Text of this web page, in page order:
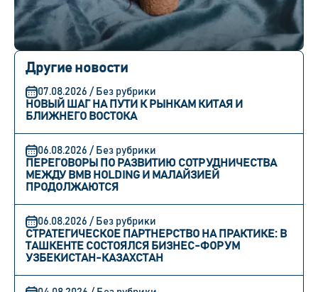
Другие новости
07.08.2026 / Без рубрики
НОВЫЙ ШАГ НА ПУТИ К РЫНКАМ КИТАЯ И
БЛИЖНЕГО ВОСТОКА
06.08.2026 / Без рубрики
ПЕРЕГОВОРЫ ПО РАЗВИТИЮ СОТРУДНИЧЕСТВА
МЕЖДУ BMB HOLDING И МАЛАЙЗИЕЙ
ПРОДОЛЖАЮТСЯ
06.08.2026 / Без рубрики
СТРАТЕГИЧЕСКОЕ ПАРТНЕРСТВО НА ПРАКТИКЕ: В
ТАШКЕНТЕ СОСТОЯЛСЯ БИЗНЕС-ФОРУМ
УЗБЕКИСТАН-КАЗАХСТАН